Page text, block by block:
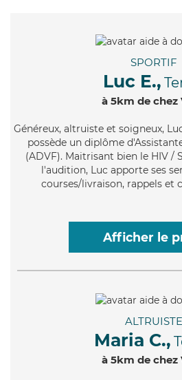
SPORTIF
Luc E.,
à 5km de chez
Généreux, altruiste et soigneux,
possède un diplôme
(ADVF). Maitrisant bien le HIV /
l'audition, Luc apporte ses
courses/livraison, rappels et
Afficher le
ALTRUISTE
Maria C.,
à 5km de chez